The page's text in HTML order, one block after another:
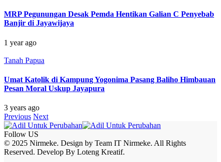
MRP Pegunungan Desak Pemda Hentikan Galian C Penyebab
Banjir di Jayawijaya
1 year ago
Tanah Papua
Umat Katolik di Kampung Yogonima Pasang Baliho Himbauan
Pesan Moral Uskup Jayapura
3 years ago
Previous Next
Follow US
© 2025 Nirmeke. Design by Team IT Nirmeke. All Rights
Reserved. Develop By Loteng Kreatif.